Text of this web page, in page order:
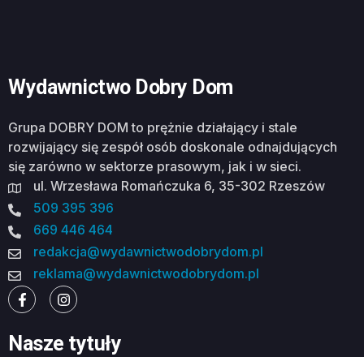
Wydawnictwo Dobry Dom
Grupa DOBRY DOM to prężnie działający i stale
rozwijający się zespół osób doskonale odnajdujących
się zarówno w sektorze prasowym, jak i w sieci.
ul. Wrzesława Romańczuka 6, 35-302 Rzeszów
509 395 396
669 446 464
redakcja@wydawnictwodobrydom.pl
reklama@wydawnictwodobrydom.pl
Nasze tytuły